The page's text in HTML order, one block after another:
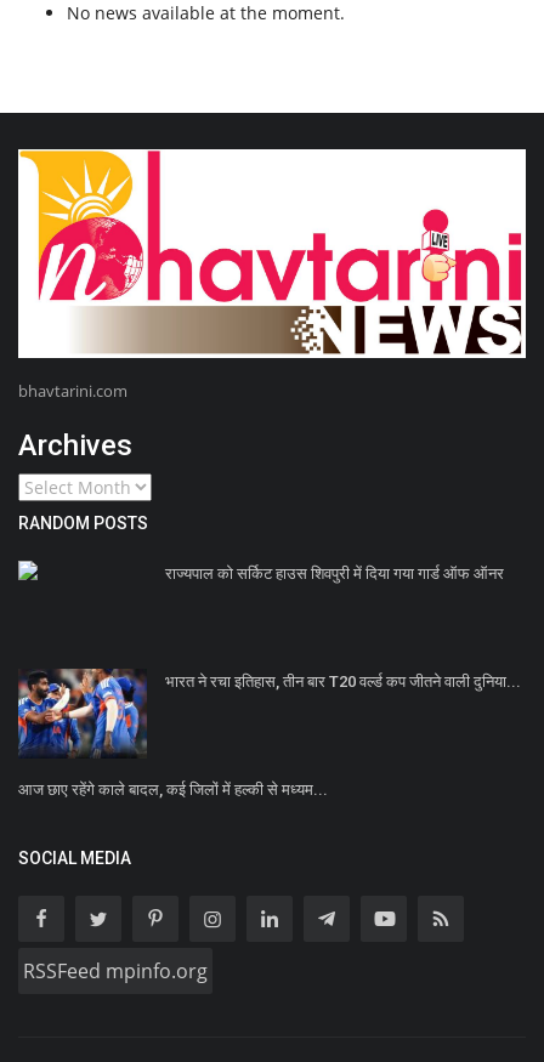
No news available at the moment.
bhavtarini.com
Archives
RANDOM POSTS
राज्यपाल को सर्किट हाउस शिवपुरी में दिया गया गार्ड ऑफ ऑनर
भारत ने रचा इतिहास, तीन बार T20 वर्ल्ड कप जीतने वाली दुनिया...
आज छाए रहेंगे काले बादल, कई जिलों में हल्‍की से मध्‍यम...
SOCIAL MEDIA
RSSFeed mpinfo.org